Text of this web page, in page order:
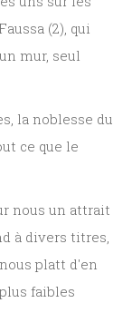
(2), qui
mur, seul
la noblesse du
ce que le
nous un attrait
à divers titres,
platt d'en
faibles